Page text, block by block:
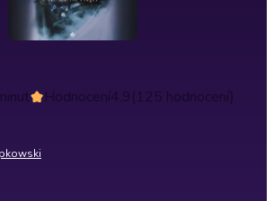
Hodnocení4.9(125 hodnocení)